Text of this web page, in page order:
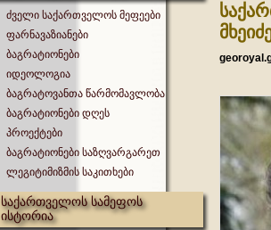
ძველი საქართველოს მეფეები
ფარნავაზიანები
ბაგრატიონები
იდეოლოგია
ბაგრატოვანთა წარმომავლობა
ბაგრატიონები დღეს
პროექტები
ბაგრატიონები საზღვარგარეთ
ლეგიტიმიზმის საკითხები
საქართველოს სამეფოს
ისტორია